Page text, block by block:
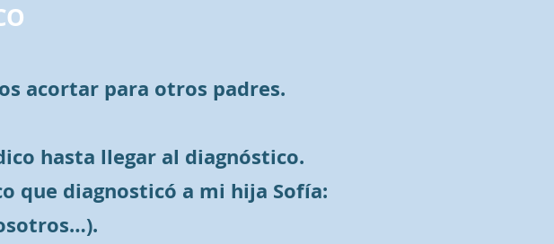
acortar para otros padres.
hasta llegar al diagnóstico.
que diagnosticó a mi hija Sofía: